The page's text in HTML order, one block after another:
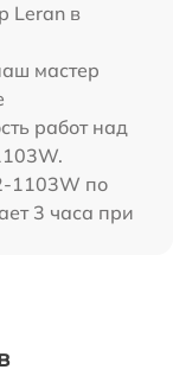
Leran в
мастер
работ над
1103W по
3 часа при